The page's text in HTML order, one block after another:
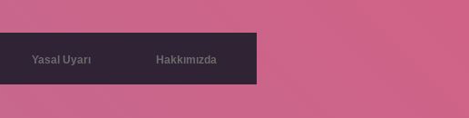
Yasal Uyarı Hakkımızda